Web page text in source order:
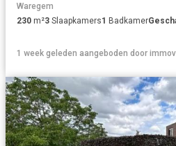
Waregem
230 m²3 Slaapkamers1 Badkamer
1 week geleden aangeboden door